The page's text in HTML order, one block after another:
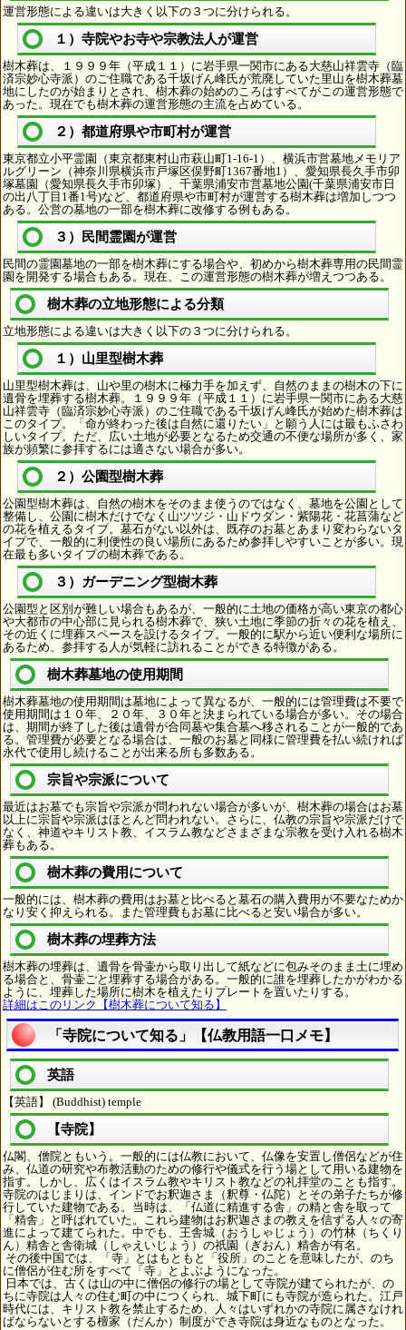
運営形態による違いは大きく以下の３つに分けられる。
１）寺院やお寺や宗教法人が運営
樹木葬は、１９９９年（平成１１）に岩手県一関市にある大慈山祥雲寺（臨
済宗妙心寺派）のご住職である千坂げん峰氏が荒廃していた里山を樹木葬墓
地にしたのが始まりとされ、樹木葬の始めのころはすべてがこの運営形態で
あった。現在でも樹木葬の運営形態の主流を占めている。
２）都道府県や市町村が運営
東京都立小平霊園（東京都東村山市萩山町1-16-1）、横浜市営墓地メモリア
ルグリーン（神奈川県横浜市戸塚区俣野町1367番地1）、愛知県長久手市卯
塚墓園（愛知県長久手市卯塚）、千葉県浦安市営墓地公園(千葉県浦安市日
の出八丁目1番1号)など、都道府県や市町村が運営する樹木葬は増加しつつ
ある。公営の墓地の一部を樹木葬に改修する例もある。
３）民間霊園が運営
民間の霊園墓地の一部を樹木葬にする場合や、初めから樹木葬専用の民間霊
園を開発する場合もある。現在、この運営形態の樹木葬が増えつつある。
樹木葬の立地形態による分類
立地形態による違いは大きく以下の３つに分けられる。
１）山里型樹木葬
山里型樹木葬は、山や里の樹木に極力手を加えず、自然のままの樹木の下に
遺骨を埋葬する樹木葬。１９９９年（平成１１）に岩手県一関市にある大慈
山祥雲寺（臨済宗妙心寺派）のご住職である千坂げん峰氏が始めた樹木葬は
このタイプ。「命が終わった後は自然に還りたい」と願う人には最もふさわ
しいタイプ。ただ、広い土地が必要となるため交通の不便な場所が多く、家
族が頻繁に参拝するには適さない場合が多い。
２）公園型樹木葬
公園型樹木葬は、自然の樹木をそのまま使うのではなく、墓地を公園として
整備し、公園に樹木だけでなく山ツツジ・山ドウダン・紫陽花・花菖蒲など
の花を植えるタイプ。墓石がない以外は、既存のお墓とあまり変わらないタ
イプで、一般的に利便性の良い場所にあるため参拝しやすいことが多い。現
在最も多いタイプの樹木葬である。
３）ガーデニング型樹木葬
公園型と区別が難しい場合もあるが、一般的に土地の価格が高い東京の都心
や大都市の中心部に見られる樹木葬で、狭い土地に季節の折々の花を植え、
その近くに埋葬スペースを設けるタイプ。一般的に駅から近い便利な場所に
あるため、参拝する人が気軽に訪れることができる特徴がある。
樹木葬墓地の使用期間
樹木葬墓地の使用期間は墓地によって異なるが、一般的には管理費は不要で
使用期間は１０年、２０年、３０年と決まられている場合が多い。その場合
は、期間が終了した後は遺骨が合同墓や集合墓へ移されることが一般的であ
る。管理費が必要となる場合は、一般のお墓と同様に管理費を払い続ければ
永代で使用し続けることが出来る所も多数ある。
宗旨や宗派について
最近はお墓でも宗旨や宗派が問われない場合が多いが、樹木葬の場合はお墓
以上に宗旨や宗派はほとんど問われない。さらに、仏教の宗旨や宗派だけで
なく、神道やキリスト教、イスラム教などさまざまな宗教を受け入れる樹木
葬もある。
樹木葬の費用について
一般的には、樹木葬の費用はお墓と比べると墓石の購入費用が不要なためか
なり安く抑えられる。また管理費もお墓に比べると安い場合が多い。
樹木葬の埋葬方法
樹木葬の埋葬は、遺骨を骨壷から取り出して紙などに包みそのまま土に埋め
る場合と、骨壷ごと埋葬する場合がある。一般的に誰を埋葬したかがわかる
ように、埋葬した場所に樹木を植えたりプレートを置いたりする。
詳細はこのリンク【樹木葬について知る】
「寺院について知る」【仏教用語一口メモ】
英語
【英語】 (Buddhist) temple
【寺院】
仏閣、僧院ともいう。一般的には仏教において、仏像を安置し僧侶などが住
み、仏道の研究や布教活動のための修行や儀式を行う場として用いる建物を
指す。しかし、広くはイスラム教やキリスト教などの礼拝堂のことも指す。
寺院のはじまりは、インドでお釈迦さま（釈尊・仏陀）とその弟子たちが修
行していた建物である。当時は、「仏道に精進する舎」の精と舎を取って
「精舎」と呼ばれていた。これら建物はお釈迦さまの教えを信ずる人々の寄
進によって建てられた。中でも、王舎城（おうしゃじょう）の竹林（ちくり
ん）精舎と舎衛城（しゃえいじょう）の祇園（ぎおん）精舎が有名。
その後中国では、「寺」とはもともと「役所」のことを意味したが、のち
に僧侶が住む所をすべて「寺」とよぶようになった。
日本では、古くは山の中に僧侶の修行の場として寺院が建てられたが、の
ちに寺院は人々の住む町の中につくられ、城下町にも寺院が造られた。江戸
時代には、キリスト教を禁止するため、人々はいずれかの寺院に属さなけれ
ばならないとする檀家（だんか）制度ができ寺院は身近なものとなった。